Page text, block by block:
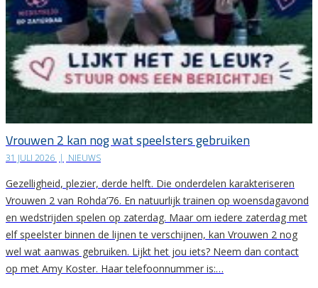
Vrouwen 2 kan nog wat speelsters gebruiken
31 JULI 2026 | NIEUWS
Gezelligheid, plezier, derde helft. Die onderdelen karakteriseren
Vrouwen 2 van Rohda’76. En natuurlijk trainen op woensdagavond
en wedstrijden spelen op zaterdag. Maar om iedere zaterdag met
elf speelster binnen de lijnen te verschijnen, kan Vrouwen 2 nog
wel wat aanwas gebruiken. Lijkt het jou iets? Neem dan contact
op met Amy Koster. Haar telefoonnummer is:…